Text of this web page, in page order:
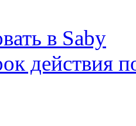
в Saby
действия